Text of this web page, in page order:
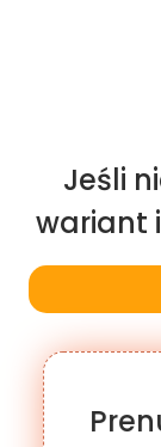
Jeśli
wariant